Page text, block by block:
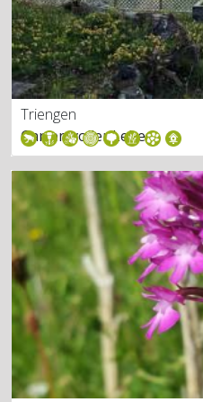
Triengen
Garten voller Leben